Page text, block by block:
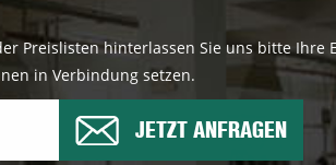
Preislisten hinterlassen Sie uns bitte
in Verbindung setzen.
JETZT ANFRAGEN